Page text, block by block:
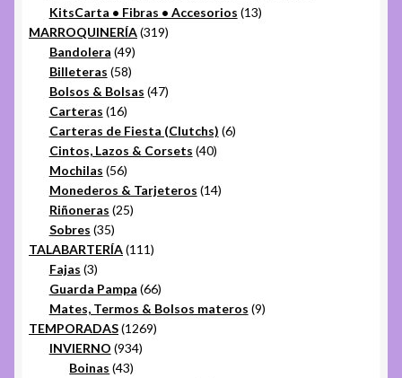
KitsCarta • Fibras • Accesorios 1313
MARROQUINERÍA 319319
Bandolera 4949
productos
Billeteras 5858
productos
Bolsos & Bolsas 4747
Carteras 1616
productos
Carteras de Fiesta (Clutchs) 66
Cintos, Lazos & Corsets 4040
Mochilas 5656
productos
Monederos & Tarjeteros 1414
Riñoneras 2525
Sobres 3535
productos
TALABARTERÍA 111111
Fajas 33
productos
Guarda Pampa 6666
productos
Mates, Termos & Bolsos materos 99
TEMPORADAS 12691269
INVIERNO 934934
Boinas 4343